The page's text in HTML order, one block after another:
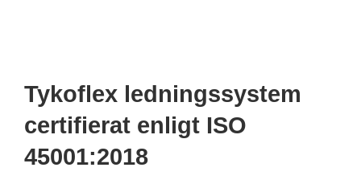
Tykoflex ledningssystem
certifierat enligt ISO
45001:2018